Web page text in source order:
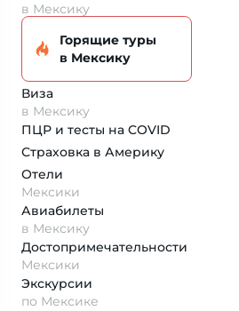
в Мексику
Горящие туры
в Мексику
Виза
в Мексику
ПЦР и тесты на COVID
Страховка в Америку
Отели
Мексики
Авиабилеты
в Мексику
Достопримеча­тельности
Мексики
Экскурсии
по Мексике